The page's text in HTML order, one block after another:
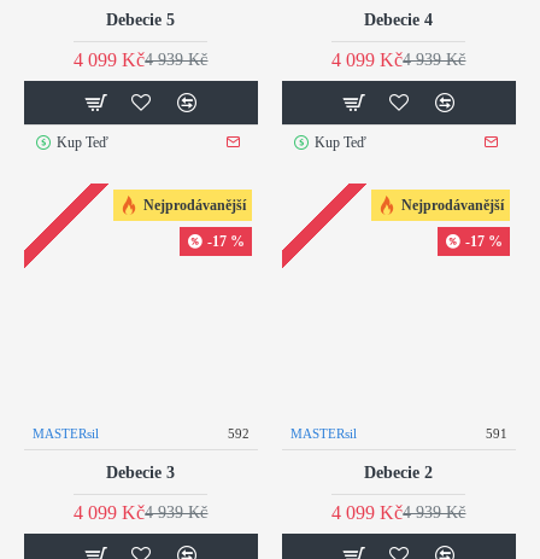
Debecie 5
4 099 Kč4 939 Kč
Kup Teď
Debecie 4
4 099 Kč4 939 Kč
Kup Teď
Nejprodávanější
-17 %
MASTERsil 592
Debecie 3
4 099 Kč4 939 Kč
Nejprodávanější
-17 %
MASTERsil 591
Debecie 2
4 099 Kč4 939 Kč